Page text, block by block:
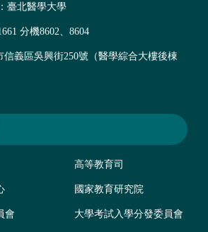
臺北醫學大學
分機8602、8604
信義區吳興街250號（醫學綜合大樓後棟
高等教育司
國家教育研究院
會 大學考試入學分發委員會